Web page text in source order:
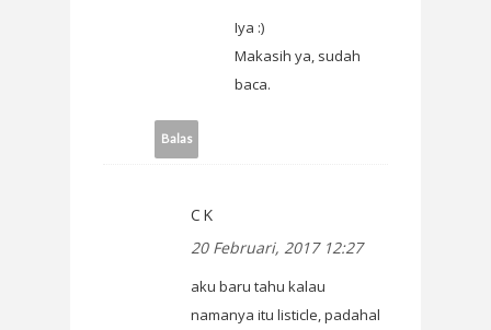
Iya :)
Makasih ya, sudah
baca.
Balas
CK
20 Februari, 2017 12:27
aku baru tahu kalau
namanya itu listicle, padahal